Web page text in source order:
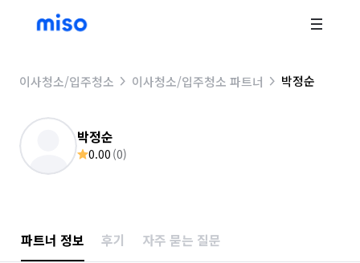
이사청소/입주청소 이사청소/입주청소 파트너 박정순
박정순
0.00 (0)
파트너 정보 후기 자주 묻는 질문